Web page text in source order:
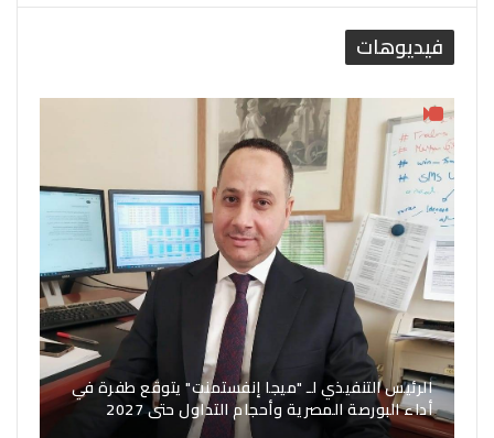
فيديوهات
الرئيس التنفيذي لـ "ميجا إنفستمنت" يتوقع طفرة في
أداء البورصة المصرية وأحجام التداول حتى 2027